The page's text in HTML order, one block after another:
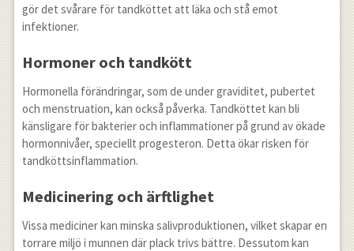
gör det svårare för tandköttet att läka och stå emot
infektioner.
Hormoner och tandkött
Hormonella förändringar, som de under graviditet, pubertet
och menstruation, kan också påverka. Tandköttet kan bli
känsligare för bakterier och inflammationer på grund av ökade
hormonnivåer, speciellt progesteron. Detta ökar risken för
tandköttsinflammation.
Medicinering och ärftlighet
Vissa mediciner kan minska salivproduktionen, vilket skapar en
torrare miljö i munnen där plack trivs bättre. Dessutom kan